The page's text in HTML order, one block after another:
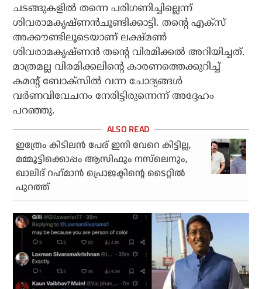
ചടങ്ങുകളില്‍ തന്നെ പരിഗണിച്ചില്ലെന്ന്
ശിവരാമകൃഷ്ണന്‍ചൂണ്ടിക്കാട്ടി. തന്റെ എക്‌സ്
അക്കൗണ്ടിലൂടെയാണ് ലക്ഷ്മണ്‍
ശിവരാമകൃഷ്ണന്‍ തന്റെ വിരമിക്കല്‍ അറിയിച്ചത്.
മാത്രമല്ല വിരമിക്കലിന്റെ കാരണത്തെക്കുറിച്ച്
കമന്റ് ബോക്‌സില്‍ വന്ന ചോദ്യങ്ങള്‍
വര്‍ണവിവേചനം നേരിട്ടിരുന്നെന്ന് അദ്ദേഹം
പറഞ്ഞു.
ഇത്രേം കിടിലന്‍ പേര് ഇനി വേറെ കിട്ടില്ല,
മമ്മൂട്ടിക്കൊപ്പം ആസിഫും നസ്‌ലെനും,
ഖാലിദ് റഹ്‌മാന്‍ പ്രൊജക്ടിന്റെ ടൈറ്റില്‍
പുറത്ത്